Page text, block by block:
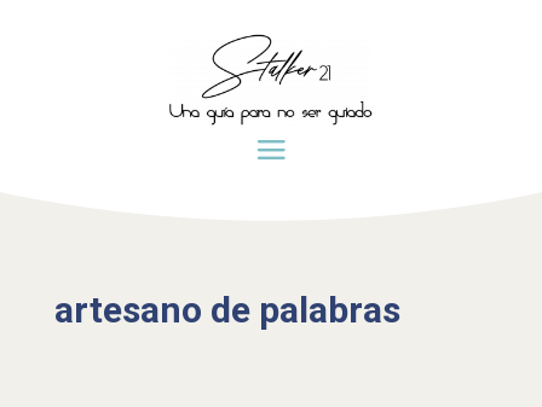
artesano de palabras